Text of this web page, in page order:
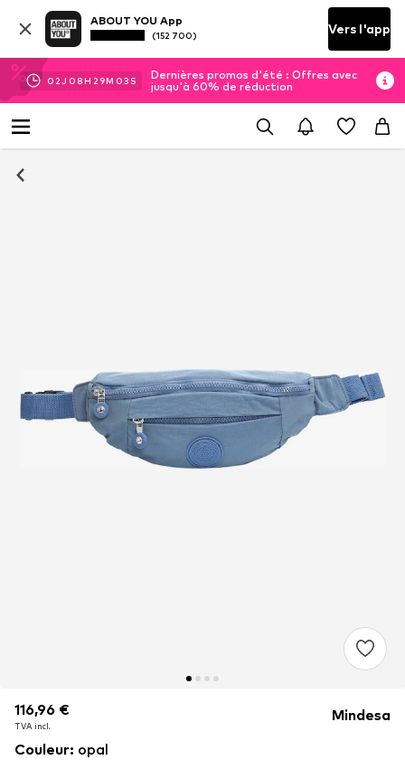
ABOUT YOU App
(152 700) Vers l'app
02J 08H 29M 02 S
Dernières promos d'été : Offres avec
jusqu'à 60% de réduction
116,96 €
TVA incl.
116,96 €
TVA incl.
116,96 €
TVA incl.
Mindesa
Couleur: opal